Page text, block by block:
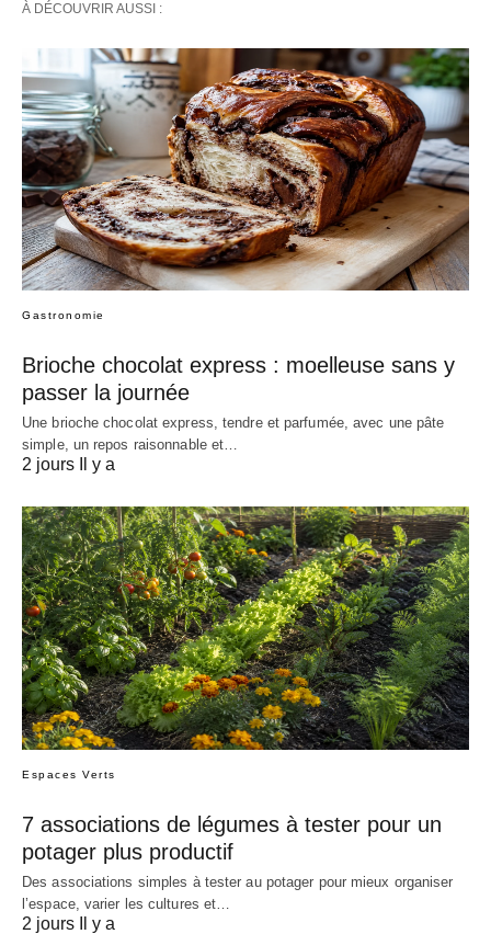
À DÉCOUVRIR AUSSI :
Gastronomie
Brioche chocolat express : moelleuse sans y
passer la journée
Une brioche chocolat express, tendre et parfumée, avec une pâte
simple, un repos raisonnable et…
2 jours Il y a
Espaces Verts
7 associations de légumes à tester pour un
potager plus productif
Des associations simples à tester au potager pour mieux organiser
l’espace, varier les cultures et…
2 jours Il y a